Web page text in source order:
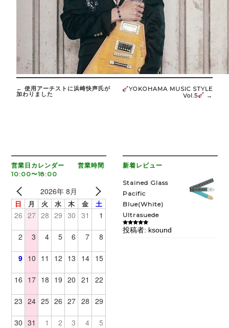
Post
navigation
← 使用アーチストに浜崎快声氏が
加わりました
YOKOHAMA MUSIC STYLE
Vol.5
→
営業日カレンダー 営業時間
10:00〜18:00
2026年 8月
日 月 火 水 木 金 土
26 27 28 29 30 31 1
2 3 4 5 6 7 8
9 10 11 12 13 14 15
16 17 18 19 20 21 22
23 24 25 26 27 28 29
30 31 1 2 3 4 5
新着レビュー
Stained Glass
Pacific
Blue(White)
Ultrasuede
5段階中5の
評価
投稿者: ksound